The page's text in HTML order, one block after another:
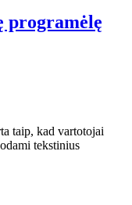
programėlę
taip, kad vartotojai
tekstinius